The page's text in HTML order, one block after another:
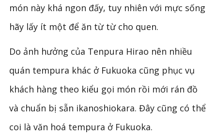
món này khá ngon đấy, tuy nhiên với mực sống
hãy lấy ít một để ăn từ từ cho quen.
Do ảnh hưởng của Tenpura Hirao nên nhiều
quán tempura khác ở Fukuoka cũng phục vụ
khách hàng theo kiểu gọi món rồi mới rán đồ
và chuẩn bị sẵn ikanoshiokara. Đây cũng có thể
coi là văn hoá tempura ở Fukuoka.